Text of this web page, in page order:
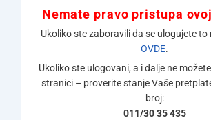
Nemate pravo pristupa
Ukoliko ste zaboravili da se ulogujete to
OVDE.
Ukoliko ste ulogovani, a i dalje ne
stranici – proverite stanje Vaše
broj:
011/30 35 435